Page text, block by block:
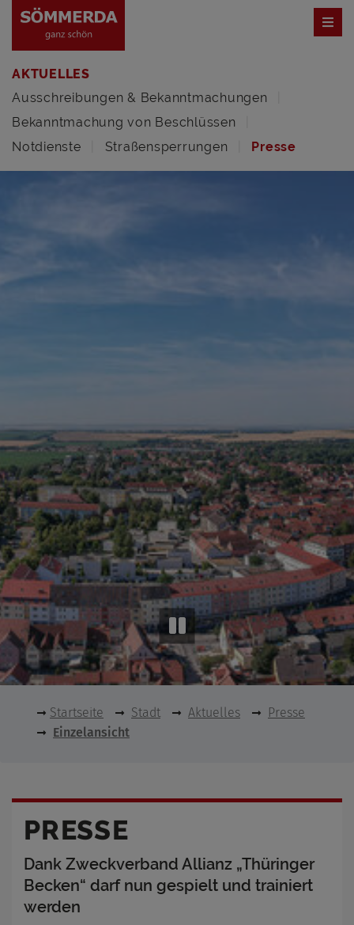
AKTUELLES
Ausschreibungen & Bekanntmachungen
Bekanntmachung von Beschlüssen
Notdienste
Straßensperrungen Presse
Startseite Stadt Aktuelles
Presse
Einzelansicht
PRESSE
Dank Zweckverband Allianz „Thüringer
Becken“ darf nun gespielt und trainiert
werden